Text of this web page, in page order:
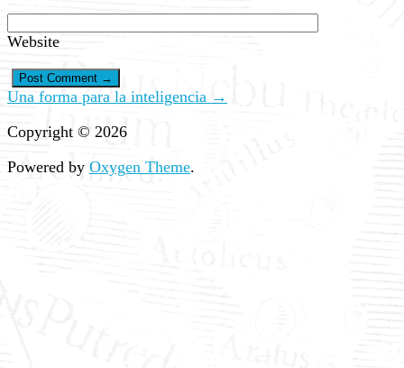
Website
Una forma para la inteligencia →
Copyright © 2026
Powered by Oxygen Theme.